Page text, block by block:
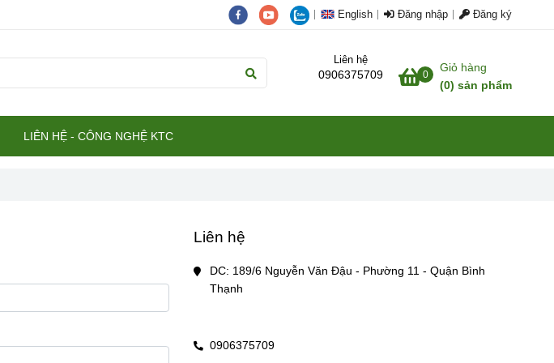
English Đăng nhập Đăng ký
Liên hệ
0906375709 0
Giỏ hàng
(0) sản phẩm
LIÊN HỆ - CÔNG NGHỆ KTC
Liên hệ
DC: 189/6 Nguyễn Văn Đậu - Phường 11 - Quận Bình
Thạnh
0906375709